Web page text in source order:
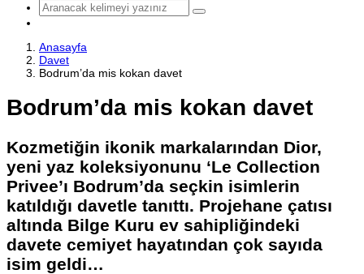
Anasayfa
Davet
Bodrum’da mis kokan davet
Bodrum’da mis kokan davet
Kozmetiğin ikonik markalarından Dior,
yeni yaz koleksiyonunu ‘Le Collection
Privee’ı Bodrum’da seçkin isimlerin
katıldığı davetle tanıttı. Projehane çatısı
altında Bilge Kuru ev sahipliğindeki
davete cemiyet hayatından çok sayıda
isim geldi…